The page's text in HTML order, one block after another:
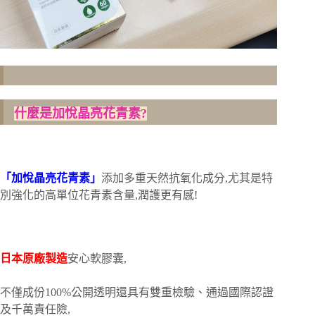
什麼是加悅晶亮花青素?
「加悅晶亮花青素」 添加多重天然抗氧化成分,尤其是特
別強化的高單位花青素含量,潤護更有感!
日本原廠製造安心軟膠囊,
不僅成份100%公開透明還具有雙重檢驗、通過國際認證
及千萬責任險,